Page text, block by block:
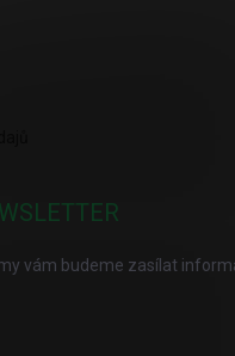
vám budeme zasílat